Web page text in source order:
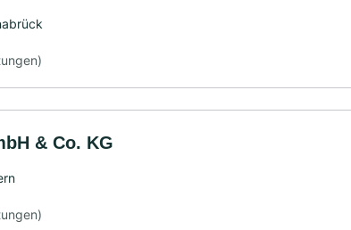
& Co. KG